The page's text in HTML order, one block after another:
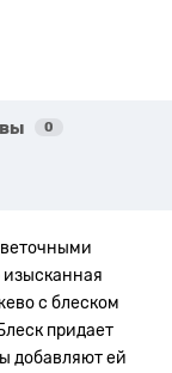
0
с блеском
придает
добавляют ей